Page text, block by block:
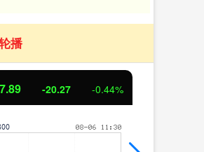
播
-20.27 -0.44%